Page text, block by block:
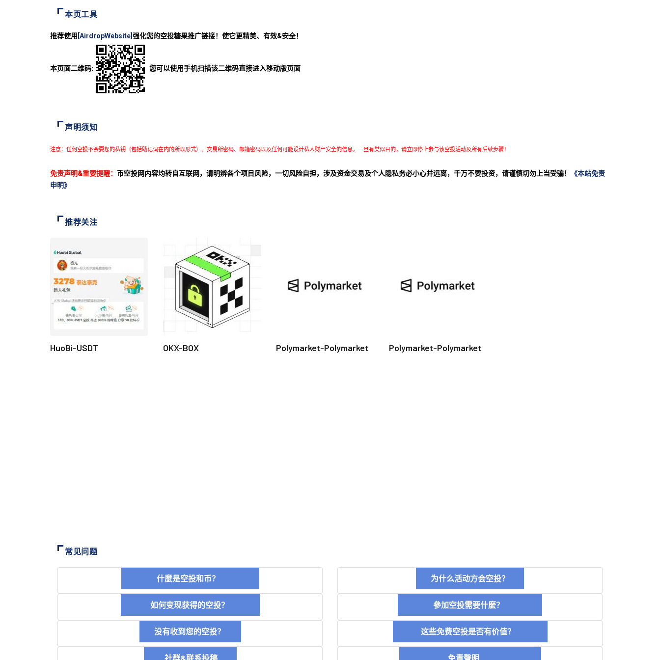
本页工具
推荐使用 [AirdropWebsite] 强化您的空投糖果推广链接！使它更精美、有效&安全！
本页面二维码: 您可以使用手机扫描该二维码直接进入移动版页面
声明须知
注意：任何空投不会要您的私钥（包括助记词在内的所以形式）、交易所密码、邮箱密码以及任何可能设计私人财产安全的信息。一旦有类似目的，请立即停止参与该空投活动及所有后续步骤！
免责声明&重要提醒： 币空投网内容均转自互联网，请明辨各个项目风险，一切风险自担，涉及资金交易及个人隐私务必小心并远离，千万不要投资，请谨慎切勿上当受骗！
《本站免责
申明》
推荐关注
HuoBi-USDT OKX-BOX Polymarket-Polymarket Polymarket-Polymarket
常见问题
什麼是空投和币？ 为什么活动方会空投？
如何变现获得的空投？ 參加空投需要什麼？
没有收到您的空投？ 这些免费空投是否有价值？
社群&联系投稿 免責聲明